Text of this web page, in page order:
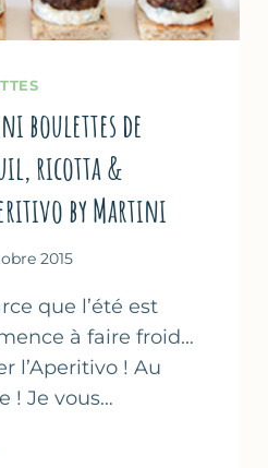
boulettes de
ricotta &
by Martini
2015
que l’été est
à faire froid…
l’Aperitivo ! Au
! Je vous…